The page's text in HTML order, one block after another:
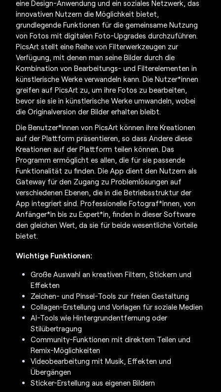
eine Design-Anwendung und ein soziales Netzwerk, das
innovativen Nutzern die Möglichkeit bietet,
grundlegende Funktionen für die gemeinsame Nutzung
von Fotos mit digitalen Foto-Upgrades durchzuführen.
PicsArt stellt eine Reihe von Filterwerkzeugen zur
Verfügung, mit denen man seine Bilder durch die
Kombination von Bearbeitungs- und Filterelementen in
künstlerische Werke verwandeln kann. Die Nutzer*innen
greifen auf PicsArt zu, um ihre Fotos zu bearbeiten,
bevor sie sie in künstlerische Werke umwandeln, wobei
die Originalversion der Bilder erhalten bleibt.
Die Benutzer*innen von PicsArt können ihre Kreationen
auf der Plattform präsentieren, so dass Andere diese
Kreationen auf der Plattform teilen können. Das
Programm ermöglicht es allen, die für sie passende
Funktionalität zu finden. Die App dient den Nutzern als
Gateway für den Zugang zu Problemlösungen auf
verschiedenen Ebenen, die in die Betriebsstruktur der
App integriert sind. Professionelle Fotograf*innen, von
Anfänger*in bis zu Expert*in, finden in dieser Software
den gleichen Wert, da sie für beide wesentliche Vorteile
bietet.
Wichtige Funktionen:
Große Auswahl an kreativen Filtern, Stickern und
Effekten
Zeichen- und Pinsel-Tools zur freien Gestaltung
Collagen-Erstellung und Vorlagen für soziale Medien
AI-Tools wie Hintergrundentfernung oder
Stilübertragung
Community-Funktionen mit direktem Teilen und
Remix-Möglichkeiten
Videobearbeitung mit Musik, Effekten und
Übergängen
Sticker-Erstellung aus eigenen Bildern